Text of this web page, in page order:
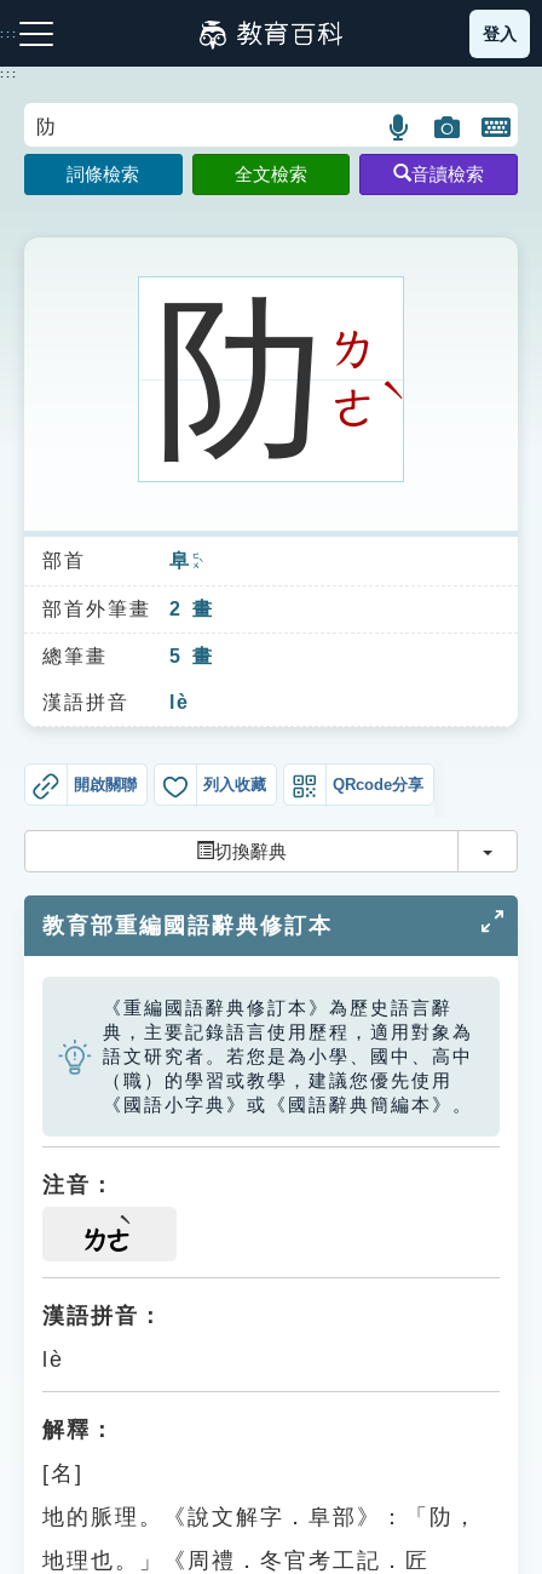
到
主
:::
注音索引圖示 筆畫索引圖示 部首索引表圖示
索引選單
知識索引
單字索引
生命大百科索引
遊戲專區
教學應用
貓頭鷹博士
登入
:::
語
言
搜
示
圖
片
搜
開
鍵
圖
詞條檢索 全文檢索 音讀檢索
阞ㄌ
ㄜˋ
部首 阜 ㄈㄨˋ
部首外筆畫 2 畫
總筆畫 5 畫
漢語拼音 lè
開啟關聯 列入收藏 QRcode分享
切換辭典 切換
教育部重編國語辭典修訂本
《重編國語辭典修訂本》為歷史語言辭
典，主要記錄語言使用歷程，適用對象為
語文研究者。若您是為小學、國中、高中
（職）的學習或教學，建議您優先使用
《國語小字典》或《國語辭典簡編本》。
注音：
ㄌㄜ
漢語拼音：
lè
解釋：
[名]
地的脈理。《說文解字．阜部》：「阞，
地理也。」《周禮．冬官考工記．匠